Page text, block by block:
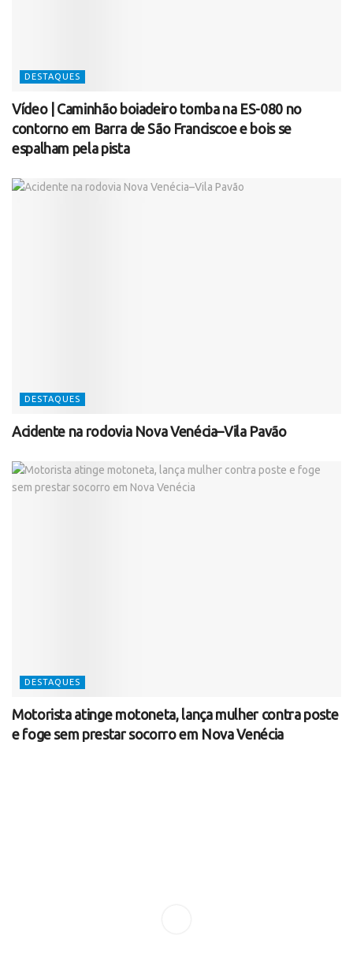
DESTAQUES
Vídeo | Caminhão boiadeiro tomba na ES-080 no
contorno em Barra de São Franciscoe e bois se
espalham pela pista
DESTAQUES
Acidente na rodovia Nova Venécia–Vila Pavão
DESTAQUES
Motorista atinge motoneta, lança mulher contra poste
e foge sem prestar socorro em Nova Venécia